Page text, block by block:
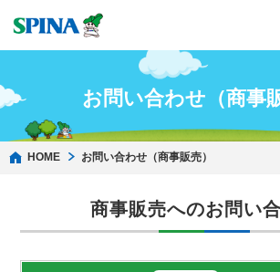
お問い合わせ（商事
HOME お問い合わせ（商事販売）
商事販売へのお問い